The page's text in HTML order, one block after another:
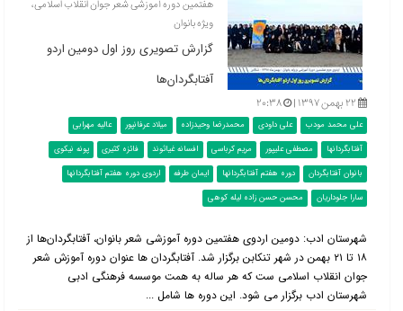
هفتمین دوره آموزشی شعر جوان انقلاب اسلامی،
ویژه بانوان
گزارش تصویری روز اول دومین اردو
آفتابگردان‌ها
۲۲ بهمن ۱۳۹۷ | ۲۰:۳۸
علی محمد مودب علی داودی محمدرضا وحیدزاده میلاد عرفانپور
عالیه مهرابی
آفتابگردانها
مصطفی علیپور مریم کرباسی افسانه غیاثوند فائزه کثیری
پونه نیکوی
بانوان آفتابگردان
دوره هفتم آفتابگردانها ایمان طرفه
اردوی دوره هفتم آفتابگردانها
سارا جلوداریان
محسن حسن زاده لیله کوهی
شهرستان ادب: دومین اردوی هفتمین دوره آموزشی شعر بانوان، آفتابگردان‌ها از
۱۸ تا ۲۱ بهمن در شهر تنکابن برگزار شد. آفتابگردان ها عنوان دوره آموزش شعر
جوان انقلاب اسلامی ست که هر ساله به همت موسسه فرهنگی ادبی
شهرستان ادب برگزار می شود. این دوره ها شامل ...